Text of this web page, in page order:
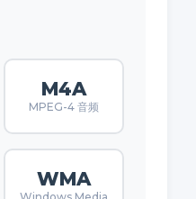
M4A
MPEG-4 音频
WMA